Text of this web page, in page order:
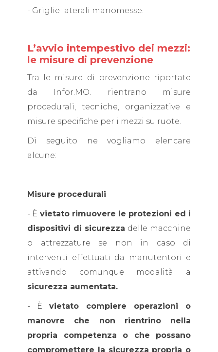
- Griglie laterali manomesse.
L’avvio intempestivo dei mezzi:
le misure di prevenzione
Tra le misure di prevenzione riportate
da Infor.MO. rientrano misure
procedurali, tecniche, organizzative e
misure specifiche per i mezzi su ruote.
Di seguito ne vogliamo elencare
alcune:
Misure procedurali
- È vietato rimuovere le protezioni ed i
dispositivi di sicurezza delle macchine
o attrezzature se non in caso di
interventi effettuati da manutentori e
attivando comunque modalità a
sicurezza aumentata.
- È vietato compiere operazioni o
manovre che non rientrino nella
propria competenza o che possano
compromettere la sicurezza propria o